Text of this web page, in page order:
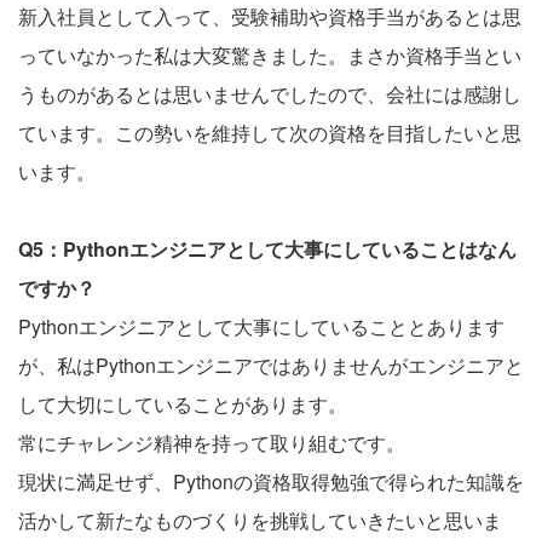
新入社員として入って、受験補助や資格手当があるとは思
っていなかった私は大変驚きました。まさか資格手当とい
うものがあるとは思いませんでしたので、会社には感謝し
ています。この勢いを維持して次の資格を目指したいと思
います。
Q5：Pythonエンジニアとして大事にしていることはなん
ですか？
Pythonエンジニアとして大事にしていることとあります
が、私はPythonエンジニアではありませんがエンジニアと
して大切にしていることがあります。
常にチャレンジ精神を持って取り組むです。
現状に満足せず、Pythonの資格取得勉強で得られた知識を
活かして新たなものづくりを挑戦していきたいと思いま